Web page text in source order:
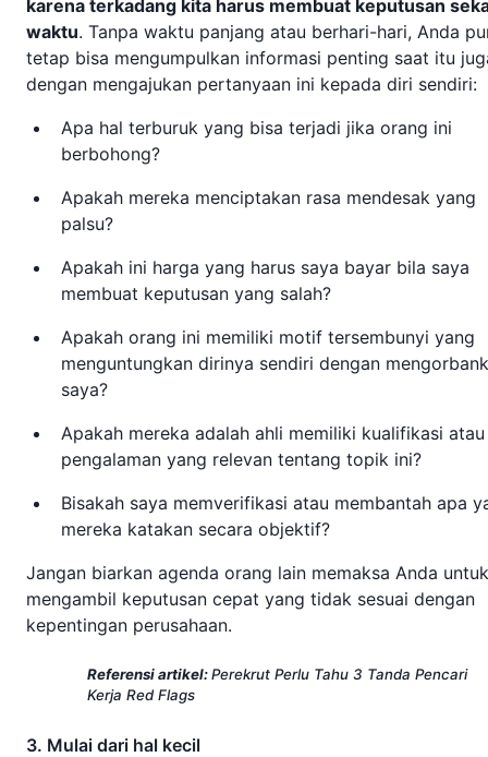
karena terkadang kita harus membuat keputusan
waktu. Tanpa waktu panjang atau berhari-hari, Anda
tetap bisa mengumpulkan informasi penting saat itu
dengan mengajukan pertanyaan ini kepada diri sendiri:
Apa hal terburuk yang bisa terjadi jika orang ini
berbohong?
Apakah mereka menciptakan rasa mendesak yang
palsu?
Apakah ini harga yang harus saya bayar bila saya
membuat keputusan yang salah?
Apakah orang ini memiliki motif tersembunyi yang
menguntungkan dirinya sendiri dengan
saya?
Apakah mereka adalah ahli memiliki kualifikasi atau
pengalaman yang relevan tentang topik ini?
Bisakah saya memverifikasi atau membantah apa
mereka katakan secara objektif?
Jangan biarkan agenda orang lain memaksa Anda untuk
mengambil keputusan cepat yang tidak sesuai dengan
kepentingan perusahaan.
Referensi artikel:Perekrut Perlu Tahu 3 Tanda Pencari
Kerja Red Flags
3. Mulai dari hal kecil